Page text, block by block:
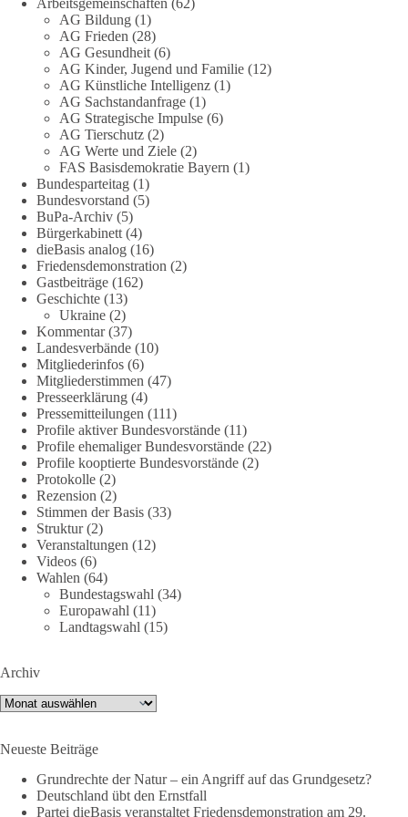
👉 Hier weiterlesen: https://diebasis-
partei.de/2026/07/grundrechte-der-natur-ein-angriff-auf-das-
grundgesetz/
🟩🟩🟦🟦🟥🟥🟧🟧
Es ging weniger um fertige Antworten als um eine Debatte
darüber, wie Freiheit, Verantwortung, Naturschutz und
Grundrechte in einer demokratischen Gesellschaft künftig
miteinander in Einklang gebracht werden können.
#dieBasis #natur #grundrechte
7 8
DieBasis
1 Tag zuvor
Jetzt dieBasis Sachsen-Anhalt unterstützen!
Die Landtagswahl 2026 in Sachsen-Anhalt findet am 6.
September statt. Die Inhalte stehen – jetzt müssen sie gesehen,
geteilt und diskutiert werden.
Folge unseren Kanälen:
Facebook:
https://www.facebook.com/groups/diebasissachsenanhalt/
Instragram:
https://www.instagram.com/die_basis_sachsen_anhalt/
Tiktok: https://www.tiktok.com/@diebasis_sachsenanhalt
🟩🟩🟦🟦🟥🟥🟧🟧
Menschen mitbekommen, wofür wir stehen und warum es sich
lohnt, dieBasis zu wählen.
Mehr Infos:https://diebasis-st.de/wahlprogramm/
Arbeitsgemeinschaften (62)
AG Bildung (1)
AG Frieden (28)
AG Gesundheit (6)
AG Kinder, Jugend und Familie (12)
AG Künstliche Intelligenz (1)
AG Sachstandanfrage (1)
AG Strategische Impulse (6)
AG Tierschutz (2)
AG Werte und Ziele (2)
FAS Basisdemokratie Bayern (1)
Bundesparteitag (1)
Bundesvorstand (5)
BuPa-Archiv (5)
Bürgerkabinett (4)
dieBasis analog (16)
Friedensdemonstration (2)
Gastbeiträge (162)
Geschichte (13)
Ukraine (2)
Kommentar(37)
Landesverbände (10)
Mitgliederinfos (6)
Mitgliederstimmen (47)
Presseerklärung (4)
Pressemitteilungen (111)
Profile aktiver Bundesvorstände (11)
Profile ehemaliger Bundesvorstände (22)
Profile kooptierte Bundesvorstände (2)
Protokolle (2)
Rezension (2)
Stimmen der Basis (33)
Struktur(2)
Veranstaltungen (12)
Videos (6)
Wahlen (64)
Bundestagswahl (34)
Europawahl (11)
Landtagswahl (15)
Archiv
Archiv
Neueste Beiträge
Grundrechte der Natur – ein Angriff auf das Grundgesetz?
Deutschland übt den Ernstfall
Partei dieBasis veranstaltet Friedensdemonstration am 29.